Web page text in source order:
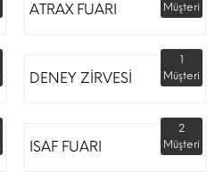
ATRAX FUARI
Müşteri
DENEY ZİRVESİ
1
Müşteri
ISAF FUARI
2
Müşteri